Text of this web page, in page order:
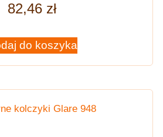
82,46 zł
do koszyka